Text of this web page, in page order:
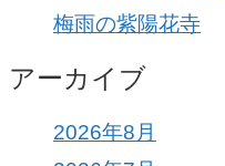
梅雨の紫陽花寺
アーカイブ
2026年8月